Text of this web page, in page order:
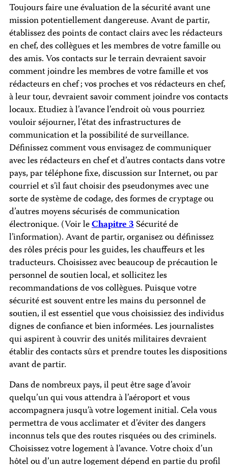
Toujours faire une évaluation de la sécurité avant une
mission potentiellement dangereuse. Avant de partir,
établissez des points de contact clairs avec les rédacteurs
en chef, des collègues et les membres de votre famille ou
des amis. Vos contacts sur le terrain devraient savoir
comment joindre les membres de votre famille et vos
rédacteurs en chef ; vos proches et vos rédacteurs en chef,
à leur tour, devraient savoir comment joindre vos contacts
locaux. Etudiez à l’avance l’endroit où vous pourriez
vouloir séjourner, l’état des infrastructures de
communication et la possibilité de surveillance.
Définissez comment vous envisagez de communiquer
avec les rédacteurs en chef et d’autres contacts dans votre
pays, par téléphone fixe, discussion sur Internet, ou par
courriel et s’il faut choisir des pseudonymes avec une
sorte de système de codage, des formes de cryptage ou
d’autres moyens sécurisés de communication
électronique. (Voir leChapitre 3Sécurité de
l’information). Avant de partir, organisez ou définissez
des rôles précis pour les guides, les chauffeurs et les
traducteurs. Choisissez avec beaucoup de précaution le
personnel de soutien local, et sollicitez les
recommandations de vos collègues. Puisque votre
sécurité est souvent entre les mains du personnel de
soutien, il est essentiel que vous choisissiez des individus
dignes de confiance et bien informées. Les journalistes
qui aspirent à couvrir des unités militaires devraient
établir des contacts sûrs et prendre toutes les dispositions
avant de partir.
Dans de nombreux pays, il peut être sage d’avoir
quelqu’un qui vous attendra à l’aéroport et vous
accompagnera jusqu’à votre logement initial. Cela vous
permettra de vous acclimater et d’éviter des dangers
inconnus tels que des routes risquées ou des criminels.
Choisissez votre logement à l’avance. Votre choix d’un